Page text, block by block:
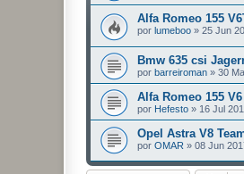
Alfa Romeo 155
por lumeboo » 25 Jun
Bmw 635 csi
por barreiroman » 30
Alfa Romeo 155
por Hefesto » 16 Jul
Opel Astra V8
por OMAR » 08 Jun